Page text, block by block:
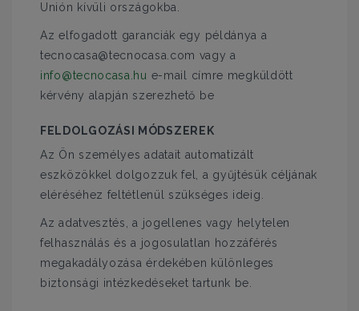
Unión kívüli országokba.
Az elfogadott garanciák egy példánya a
tecnocasa@tecnocasa.com vagy a
info@tecnocasa.hu e-mail címre megküldött
kérvény alapján szerezhető be
FELDOLGOZÁSI MÓDSZEREK
Az Ön személyes adatait automatizált
eszközökkel dolgozzuk fel, a gyűjtésük céljának
eléréséhez feltétlenül szükséges ideig.
Az adatvesztés, a jogellenes vagy helytelen
felhasználás és a jogosulatlan hozzáférés
megakadályozása érdekében különleges
biztonsági intézkedéseket tartunk be.